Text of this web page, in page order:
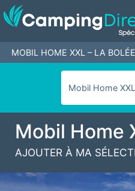
MOBIL HOME XXL – LA
Mobil Home
AJOUTER À MA